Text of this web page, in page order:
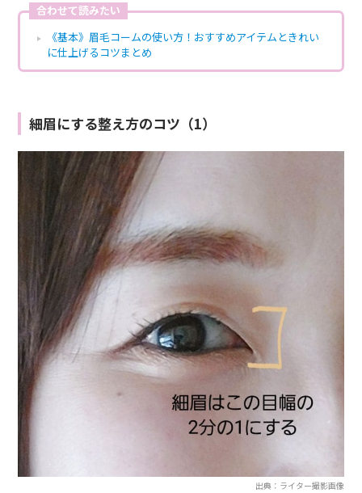
合わせて読みたい
《基本》眉毛コームの使い方！おすすめアイテムときれい
に仕上げるコツまとめ
細眉にする整え方のコツ（1）
出典：ライター撮影画像